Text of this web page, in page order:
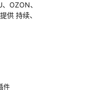
OZON、
供 持续、
件